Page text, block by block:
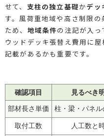
せて、 支柱の独立基礎かデッ
す。風荷重地域や高さ制限
ため、 地域条件の注記が入っ
ウッドデッキ張替え費用に
記載があるかも重要です。
確認項目 見るべき
部材長さ単価 柱・梁・パネル
取付工数 人工数と